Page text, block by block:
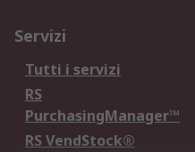
Servizi
Tutti i servizi
RS
PurchasingManager™
RS VendStock®